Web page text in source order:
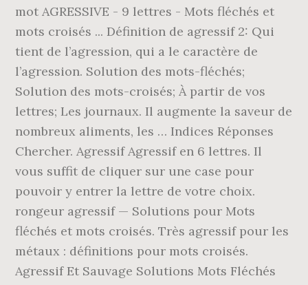
mot AGRESSIVE - 9 lettres - Mots fléchés et
mots croisés ... Définition de agressif 2: Qui
tient de l’agression, qui a le caractère de
l’agression. Solution des mots-fléchés;
Solution des mots-croisés; À partir de vos
lettres; Les journaux. Il augmente la saveur de
nombreux aliments, les … Indices Réponses
Chercher. Agressif Agressif en 6 lettres. Il
vous suffit de cliquer sur une case pour
pouvoir y entrer la lettre de votre choix.
rongeur agressif — Solutions pour Mots
fléchés et mots croisés. Très agressif pour les
métaux : définitions pour mots croisés.
Agressif Et Sauvage Solutions Mots Fléchés